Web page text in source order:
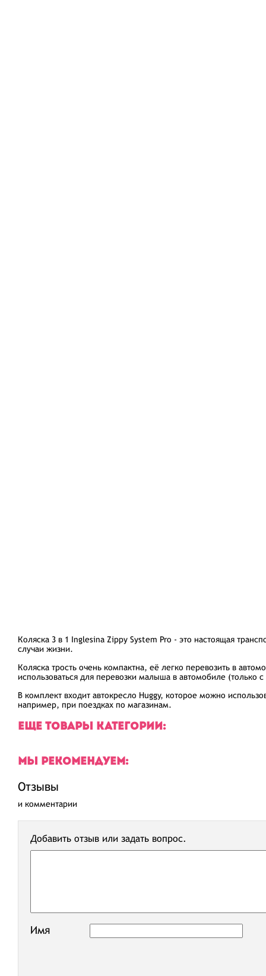
Коляска 3 в 1 Inglesina Zippy System Pro - это настоящая
случаи жизни.
Коляска трость очень компактна, её легко перевозить в
использоваться для перевозки малыша в автомобиле (только
В комплект входит автокресло Huggy, которое можно
например, при поездках по магазинам.
ЕЩЕ ТОВАРЫ КАТЕГОРИИ:
МЫ РЕКОМЕНДУЕМ:
Отзывы
и комментарии
Добавить отзыв или задать вопрос.
Имя